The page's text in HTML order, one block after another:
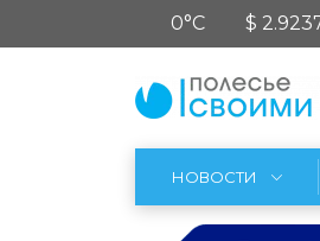
0°C $
НОВОСТИ